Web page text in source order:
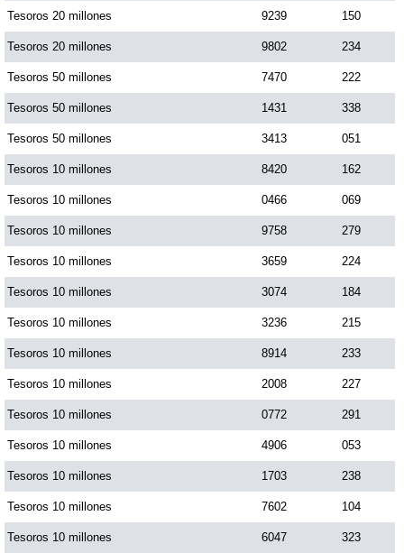
Pick 4 Día
Pick 4 Noche
Pijao de Oro
Saman de la suerte
Sinuano Día
Sinuano Noche
Super Chontico Noche
Tesoros 20 millones 9239 150
Tesoros 20 millones 9802 234
Tesoros 50 millones 7470 222
Tesoros 50 millones 1431 338
Tesoros 50 millones 3413 051
Tesoros 10 millones 8420 162
Tesoros 10 millones 0466 069
Tesoros 10 millones 9758 279
Tesoros 10 millones 3659 224
Tesoros 10 millones 3074 184
Tesoros 10 millones 3236 215
Tesoros 10 millones 8914 233
Tesoros 10 millones 2008 227
Tesoros 10 millones 0772 291
Tesoros 10 millones 4906 053
Tesoros 10 millones 1703 238
Tesoros 10 millones 7602 104
Tesoros 10 millones 6047 323